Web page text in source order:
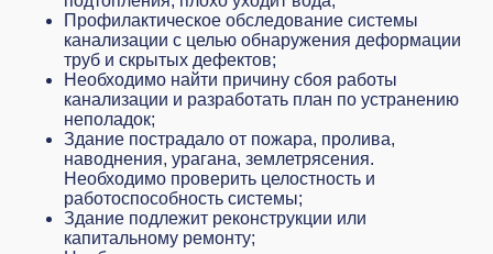
Профилактическое обследование системы
канализации с целью обнаружения деформации
труб и скрытых дефектов;
Необходимо найти причину сбоя работы
канализации и разработать план по устранению
неполадок;
Здание пострадало от пожара, пролива,
наводнения, урагана, землетрясения.
Необходимо проверить целостность и
работоспособность системы;
Здание подлежит реконструкции или
капитальному ремонту;